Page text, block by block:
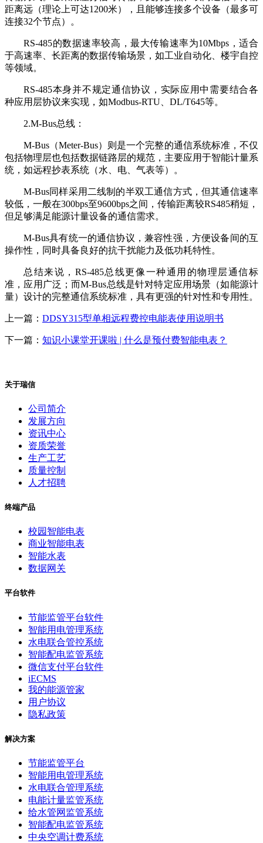
距离远（理论上可达1200米），且能够连接多个设备（最多可
连接32个节点）。
RS-485的数据速率较高，最大传输速率为10Mbps，适合
于高速率、长距离的数据传输场景，如工业自动化、楼宇自控
等领域。
RS-485本身并不规定通信协议，实际应用中需要结合各
种应用层协议来实现，如Modbus-RTU、DL/T645等。
2.M-Bus总线：
M-Bus（Meter-Bus）则是一个完整的通信系统标准，不仅
包括物理层也包括数据链路层的规范，主要应用于智能计量系
统，如远程抄表系统（水、电、气表等）。
M-Bus同样采用二线制的半双工通信方式，但其通信速率
较低，一般在300bps至9600bps之间，传输距离较RS485稍短，
但足够满足能源计量设备的通信需求。
M-Bus具有统一的通信协议，兼容性强，方便设备间的互
操作性，同时具备良好的抗干扰能力及低功耗特性。
总结来说，RS-485总线更像一种通用的物理层通信标
准，应用广泛；而M-Bus总线是针对特定应用场景（如能源计
量）设计的完整通信系统标准，具有更强的针对性和专用性。
上一篇： DDSY315型单相远程费控电能表使用说明书
下一篇： 知识小课堂开课啦 | 什么是预付费智能电表？
关于瑞信
公司简介
发展方向
资讯中心
资质荣誉
生产工艺
质量控制
人才招聘
终端产品
校园智能电表
商业智能电表
智能水表
数据网关
平台软件
节能监管平台软件
智能用电管理系统
水电联合管控系统
智能配电监管系统
微信支付平台软件
iECMS
我的能源管家
用户协议
隐私政策
解决方案
节能监管平台
智能用电管理系统
水电联合管理系统
电能计量监管系统
给水管网监管系统
智能配电监管系统
中央空调计费系统